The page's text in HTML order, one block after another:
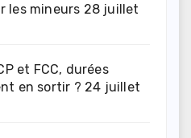
les mineurs 28 juillet
et FCC, durées
en sortir ? 24 juillet